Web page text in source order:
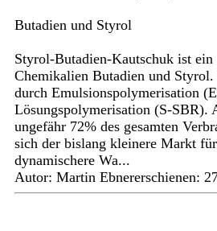
Butadien und Styrol
Styrol-Butadien-Kautschuk ist ein
Chemikalien Butadien und
durch Emulsionspolymerisation
Lösungspolymerisation (S-SBR).
ungefähr 72% des gesamten
sich der bislang kleinere Markt
dynamischere Wa...
Autor: Martin Ebnererschienen: